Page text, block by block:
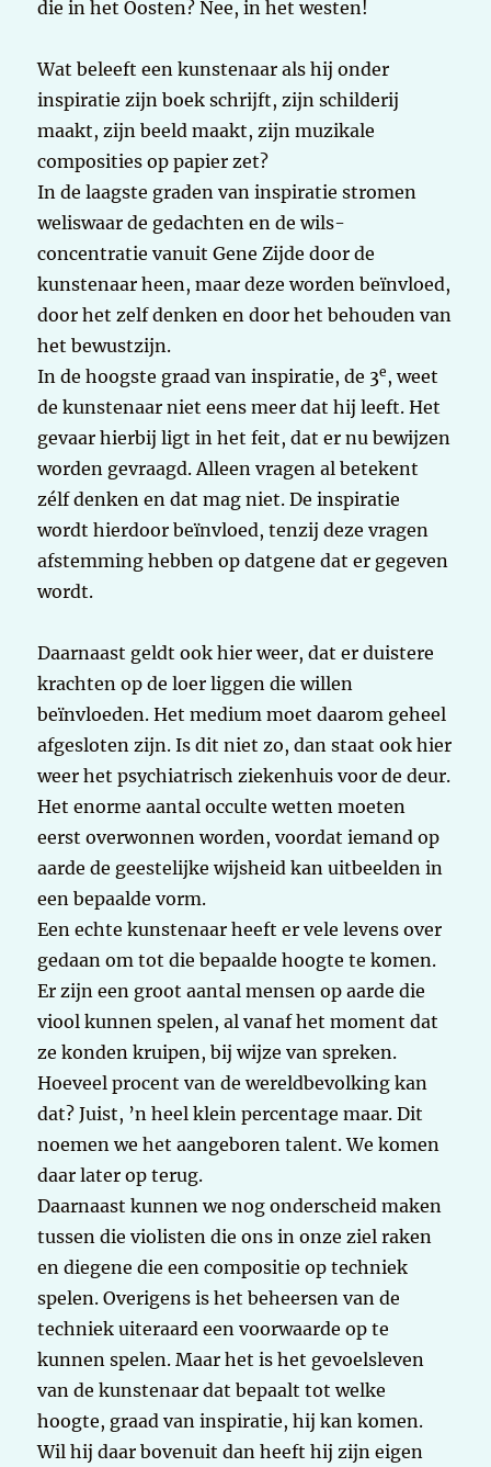
die in het Oosten? Nee, in het westen!
Wat beleeft een kunstenaar als hij onder
inspiratie zijn boek schrijft, zijn schilderij
maakt, zijn beeld maakt, zijn muzikale
composities op papier zet?
In de laagste graden van inspiratie stromen
weliswaar de gedachten en de wils-
concentratie vanuit Gene Zijde door de
kunstenaar heen, maar deze worden beïnvloed,
door het zelf denken en door het behouden van
het bewustzijn.
In de hoogste graad van inspiratie, de 3e, weet
de kunstenaar niet eens meer dat hij leeft. Het
gevaar hierbij ligt in het feit, dat er nu bewijzen
worden gevraagd. Alleen vragen al betekent
zélf denken en dat mag niet. De inspiratie
wordt hierdoor beïnvloed, tenzij deze vragen
afstemming hebben op datgene dat er gegeven
wordt.
Daarnaast geldt ook hier weer, dat er duistere
krachten op de loer liggen die willen
beïnvloeden. Het medium moet daarom geheel
afgesloten zijn. Is dit niet zo, dan staat ook hier
weer het psychiatrisch ziekenhuis voor de deur.
Het enorme aantal occulte wetten moeten
eerst overwonnen worden, voordat iemand op
aarde de geestelijke wijsheid kan uitbeelden in
een bepaalde vorm.
Een echte kunstenaar heeft er vele levens over
gedaan om tot die bepaalde hoogte te komen.
Er zijn een groot aantal mensen op aarde die
viool kunnen spelen, al vanaf het moment dat
ze konden kruipen, bij wijze van spreken.
Hoeveel procent van de wereldbevolking kan
dat? Juist, ’n heel klein percentage maar. Dit
noemen we het aangeboren talent. We komen
daar later op terug.
Daarnaast kunnen we nog onderscheid maken
tussen die violisten die ons in onze ziel raken
en diegene die een compositie op techniek
spelen. Overigens is het beheersen van de
techniek uiteraard een voorwaarde op te
kunnen spelen. Maar het is het gevoelsleven
van de kunstenaar dat bepaalt tot welke
hoogte, graad van inspiratie, hij kan komen.
Wil hij daar bovenuit dan heeft hij zijn eigen